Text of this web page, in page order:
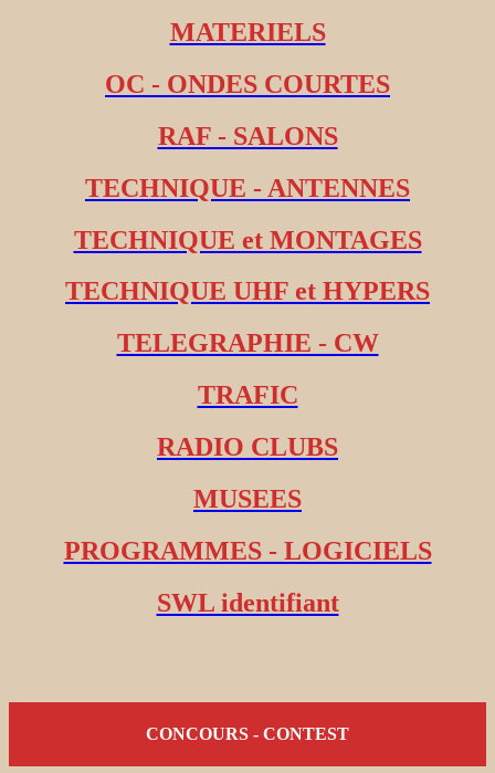
MATERIELS
OC - ONDES COURTES
RAF - SALONS
TECHNIQUE - ANTENNES
TECHNIQUE et MONTAGES
TECHNIQUE UHF et HYPERS
TELEGRAPHIE - CW
TRAFIC
RADIO CLUBS
MUSEES
PROGRAMMES - LOGICIELS
SWL identifiant
CONCOURS - CONTEST